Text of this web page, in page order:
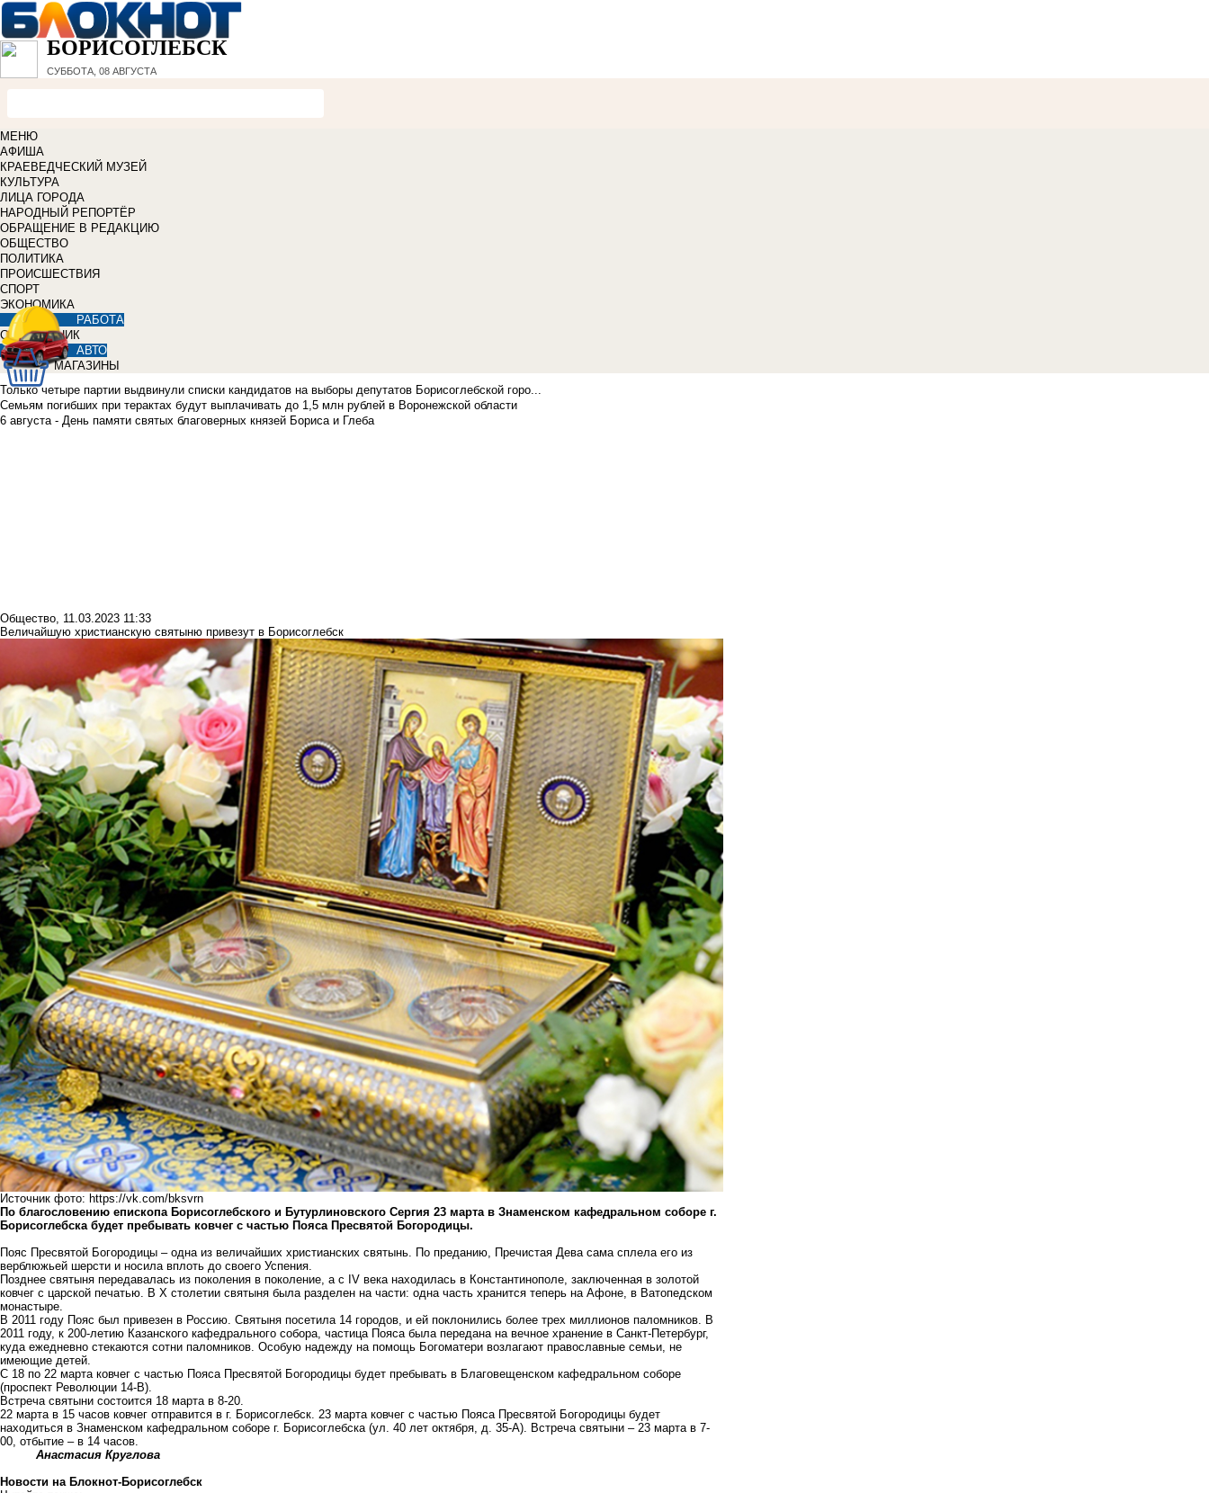
БОРИСОГЛЕБСК
СУББОТА, 08 АВГУСТА
МЕНЮ
АФИША
КРАЕВЕДЧЕСКИЙ МУЗЕЙ
КУЛЬТУРА
ЛИЦА ГОРОДА
НАРОДНЫЙ РЕПОРТЁР
ОБРАЩЕНИЕ В РЕДАКЦИЮ
ОБЩЕСТВО
ПОЛИТИКА
ПРОИСШЕСТВИЯ
СПОРТ
ЭКОНОМИКА
РАБОТА
СПРАВОЧНИК
АВТО
МАГАЗИНЫ
Только четыре партии выдвинули списки кандидатов на выборы депутатов Борисоглебской горо...
Семьям погибших при терактах будут выплачивать до 1,5 млн рублей в Воронежской области
6 августа - День памяти святых благоверных князей Бориса и Глеба
Общество, 11.03.2023 11:33
Величайшую христианскую святыню привезут в Борисоглебск
Источник фото: https://vk.com/bksvrn
По благословению епископа Борисоглебского и Бутурлиновского Сергия 23 марта в Знаменском кафедральном соборе г.
Борисоглебска будет пребывать ковчег с частью Пояса Пресвятой Богородицы.
Пояс Пресвятой Богородицы – одна из величайших христианских святынь. По преданию, Пречистая Дева сама сплела его из
верблюжьей шерсти и носила вплоть до своего Успения.
Позднее святыня передавалась из поколения в поколение, а с IV века находилась в Константинополе, заключенная в золотой
ковчег с царской печатью. В X столетии святыня была разделен на части: одна часть хранится теперь на Афоне, в Ватопедском
монастыре.
В 2011 году Пояс был привезен в Россию. Святыня посетила 14 городов, и ей поклонились более трех миллионов паломников. В
2011 году, к 200-летию Казанского кафедрального собора, частица Пояса была передана на вечное хранение в Санкт-Петербург,
куда ежедневно стекаются сотни паломников. Особую надежду на помощь Богоматери возлагают православные семьи, не
имеющие детей.
С 18 по 22 марта ковчег с частью Пояса Пресвятой Богородицы будет пребывать в Благовещенском кафедральном соборе
(проспект Революции 14-В).
Встреча святыни состоится 18 марта в 8-20.
22 марта в 15 часов ковчег отправится в г. Борисоглебск. 23 марта ковчег с частью Пояса Пресвятой Богородицы будет
находиться в Знаменском кафедральном соборе г. Борисоглебска (ул. 40 лет октября, д. 35-А). Встреча святыни – 23 марта в 7-
00, отбытие – в 14 часов.
Анастасия Круглова
Новости на Блoкнoт-Борисоглебск